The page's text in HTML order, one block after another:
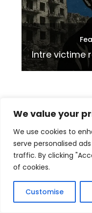
We value your
We use cookies to
serve personalised
traffic. By clicking
of cookies.
Customise
Intre victime
Player
video